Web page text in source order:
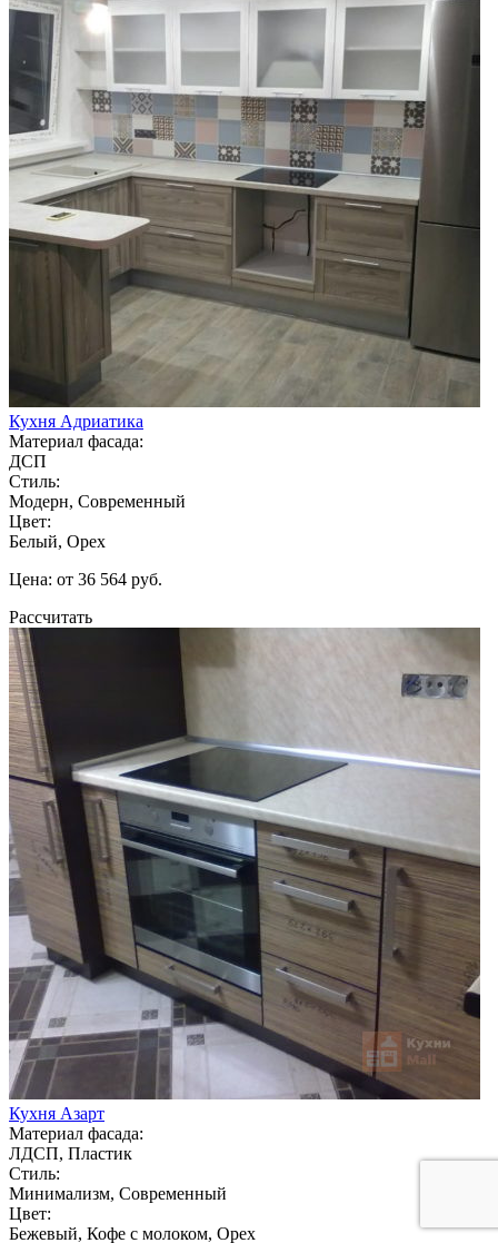
Кухня Адриатика
Материал фасада:
ДСП
Стиль:
Модерн, Современный
Цвет:
Белый, Орех
Цена: от 36 564 руб.
Рассчитать
Кухня Азарт
Материал фасада:
ЛДСП, Пластик
Стиль:
Минимализм, Современный
Цвет:
Бежевый, Кофе с молоком, Орех